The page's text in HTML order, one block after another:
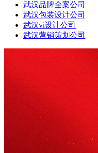
武汉品牌全案公司
武汉包装设计公司
武汉vi设计公司
武汉营销策划公司